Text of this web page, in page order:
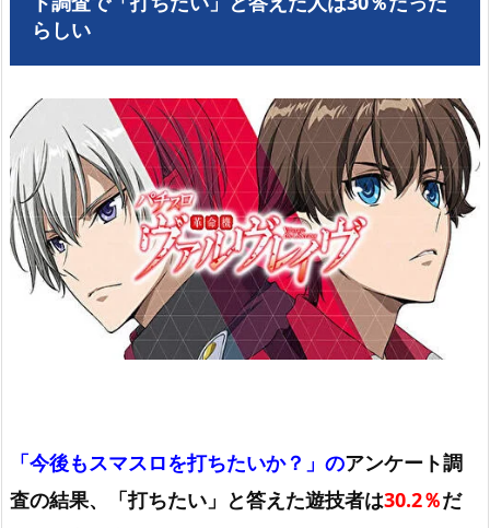
らしい
「今後もスマスロを打ちたいか？」のアンケート調
査の結果、「打ちたい」と答えた遊技者は30.2％だ